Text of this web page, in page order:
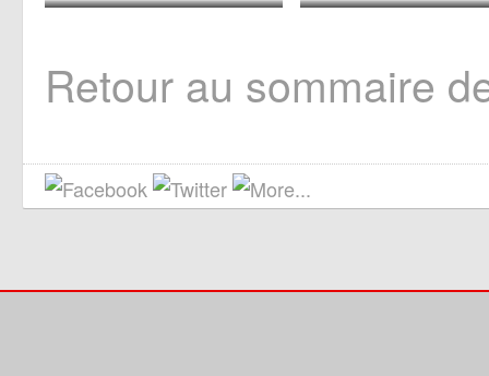
Villefranche 11/08/2018 Epinal 18/08/2023
Retour au sommaire